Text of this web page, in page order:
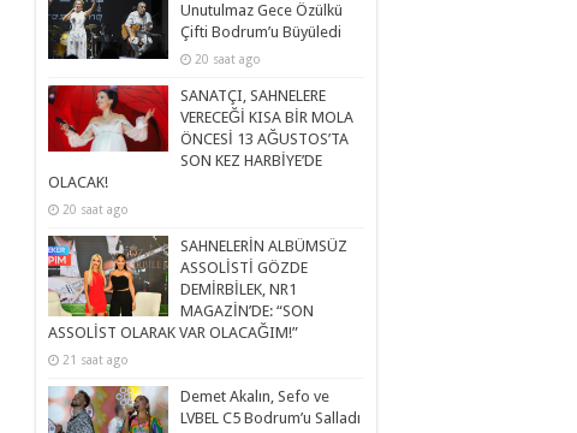
Unutulmaz Gece Özülkü
Çifti Bodrum’u Büyüledi
20 saat ago
SANATÇI, SAHNELERE
VERECEĞİ KISA BİR MOLA
ÖNCESİ 13 AĞUSTOS’TA
SON KEZ HARBİYE’DE
OLACAK!
20 saat ago
SAHNELERİN ALBÜMSÜZ
ASSOLİSTİ GÖZDE
DEMİRBİLEK, NR1
MAGAZİN’DE: “SON
ASSOLİST OLARAK VAR OLACAĞIM!”
21 saat ago
Demet Akalın, Sefo ve
LVBEL C5 Bodrum’u Salladı